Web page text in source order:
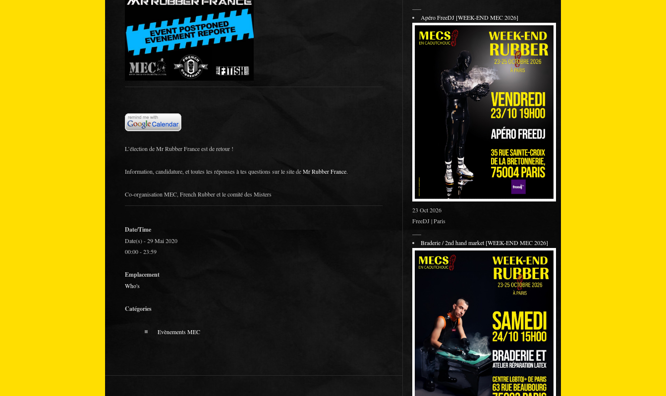
L’élection de Mr Rubber France est de retour !
Information, candidature, et toutes les réponses à tes questions sur le site deMr Rubber France.
Co-organisation MEC, French Rubber et le comité des Misters
Date/Time
Date(s) - 29 Mai 2020
00:00 - 23:59
Emplacement
Who's
Catégories
Evènements MEC
Apéro FreeDJ [WEEK-END MEC 2026]
23 Oct 2026
FreeDJ | Paris
Braderie / 2nd hand market [WEEK-END MEC 2026]